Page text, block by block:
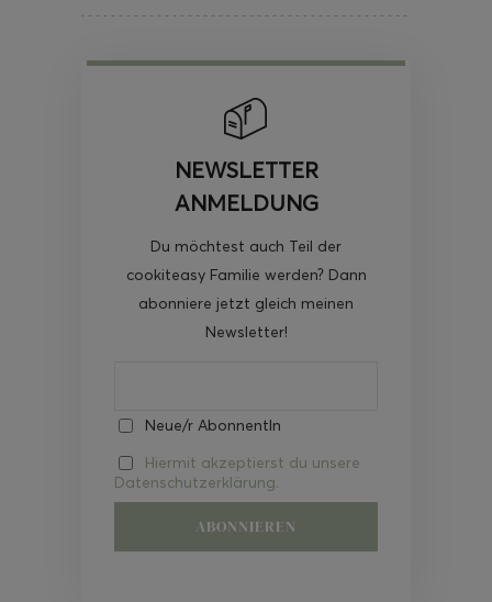
NEWSLETTER
ANMELDUNG
Du möchtest auch Teil der
cookiteasy Familie werden? Dann
abonniere jetzt gleich meinen
Newsletter!
Neue/r AbonnentIn
Hiermit akzeptierst du unsere
Datenschutzerklärung.